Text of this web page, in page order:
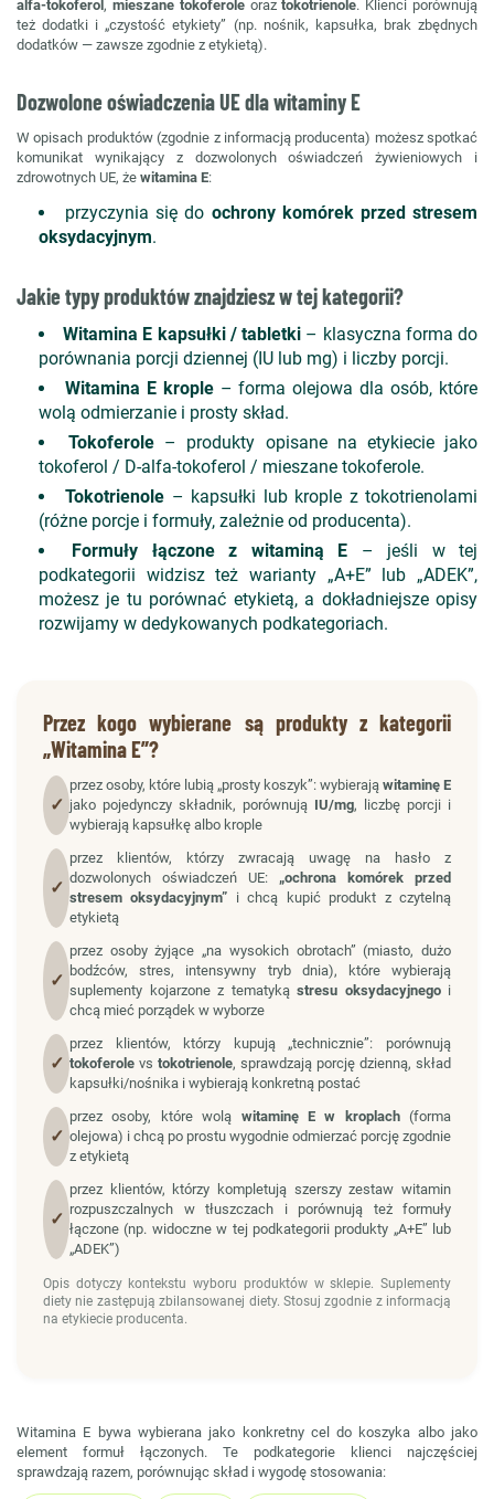
alfa-tokoferol , mieszane tokoferoleoraztokotrienole. Klienci porównują
też dodatki i „czystość etykiety” (np. nośnik, kapsułka, brak zbędnych
dodatków — zawsze zgodnie z etykietą).
Dozwolone oświadczenia UE dla witaminy E
W opisach produktów (zgodnie z informacją producenta) możesz spotkać
komunikat wynikający z dozwolonych oświadczeń żywieniowych i
zdrowotnych UE, że witamina E:
przyczynia się do ochrony komórek przed stresem
oksydacyjnym.
Jakie typy produktów znajdziesz w tej kategorii?
Witamina E kapsułki / tabletki – klasyczna forma do
porównania porcji dziennej (IU lub mg) i liczby porcji.
Witamina E krople– forma olejowa dla osób, które
wolą odmierzanie i prosty skład.
Tokoferole – produkty opisane na etykiecie jako
tokoferol / D-alfa-tokoferol / mieszane tokoferole.
Tokotrienole – kapsułki lub krople z tokotrienolami
(różne porcje i formuły, zależnie od producenta).
Formuły łączone z witaminą E – jeśli w tej
podkategorii widzisz też warianty „A+E” lub „ADEK”,
możesz je tu porównać etykietą, a dokładniejsze opisy
rozwijamy w dedykowanych podkategoriach.
Przez kogo wybierane są produkty z kategorii
„Witamina E”?
✓
przez osoby, które lubią „prosty koszyk”: wybierają witaminę E
jako pojedynczy składnik, porównują IU/mg, liczbę porcji i
wybierają kapsułkę albo krople
✓
przez klientów, którzy zwracają uwagę na hasło z
dozwolonych oświadczeń UE: „ochrona komórek przed
stresem oksydacyjnym” i chcą kupić produkt z czytelną
etykietą
✓
przez osoby żyjące „na wysokich obrotach” (miasto, dużo
bodźców, stres, intensywny tryb dnia), które wybierają
suplementy kojarzone z tematyką stresu oksydacyjnegoi
chcą mieć porządek w wyborze
✓
przez klientów, którzy kupują „technicznie”: porównują
tokoferole vs tokotrienole, sprawdzają porcję dzienną, skład
kapsułki/nośnika i wybierają konkretną postać
✓
przez osoby, które wolą witaminę E w kroplach(forma
olejowa) i chcą po prostu wygodnie odmierzać porcję zgodnie
z etykietą
✓
przez klientów, którzy kompletują szerszy zestaw witamin
rozpuszczalnych w tłuszczach i porównują też formuły
łączone (np. widoczne w tej podkategorii produkty „A+E” lub
„ADEK”)
Opis dotyczy kontekstu wyboru produktów w sklepie. Suplementy
diety nie zastępują zbilansowanej diety. Stosuj zgodnie z informacją
na etykiecie producenta.
Witamina E bywa wybierana jako konkretny cel do koszyka albo jako
element formuł łączonych. Te podkategorie klienci najczęściej
sprawdzają razem, porównując skład i wygodę stosowania: